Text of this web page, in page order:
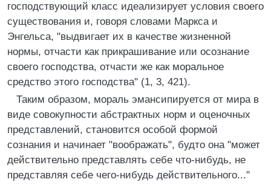
господствующий класс идеализирует условия своего
существования и, говоря словами Маркса и
Энгельса, "выдвигает их в качестве жизненной
нормы, отчасти как прикрашивание или осознание
своего господства, отчасти же как моральное
средство этого господства" (1, 3, 421).
Таким образом, мораль эмансипируется от мира в
виде совокупности абстрактных норм и оценочных
представлений, становится особой формой
сознания и начинает "воображать", будто она "может
действительно представлять себе что-нибудь, не
представляя себе чего-нибудь действительного..."